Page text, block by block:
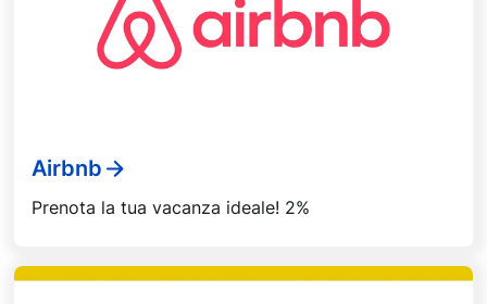
Airbnb
Prenota la tua vacanza ideale! 2%